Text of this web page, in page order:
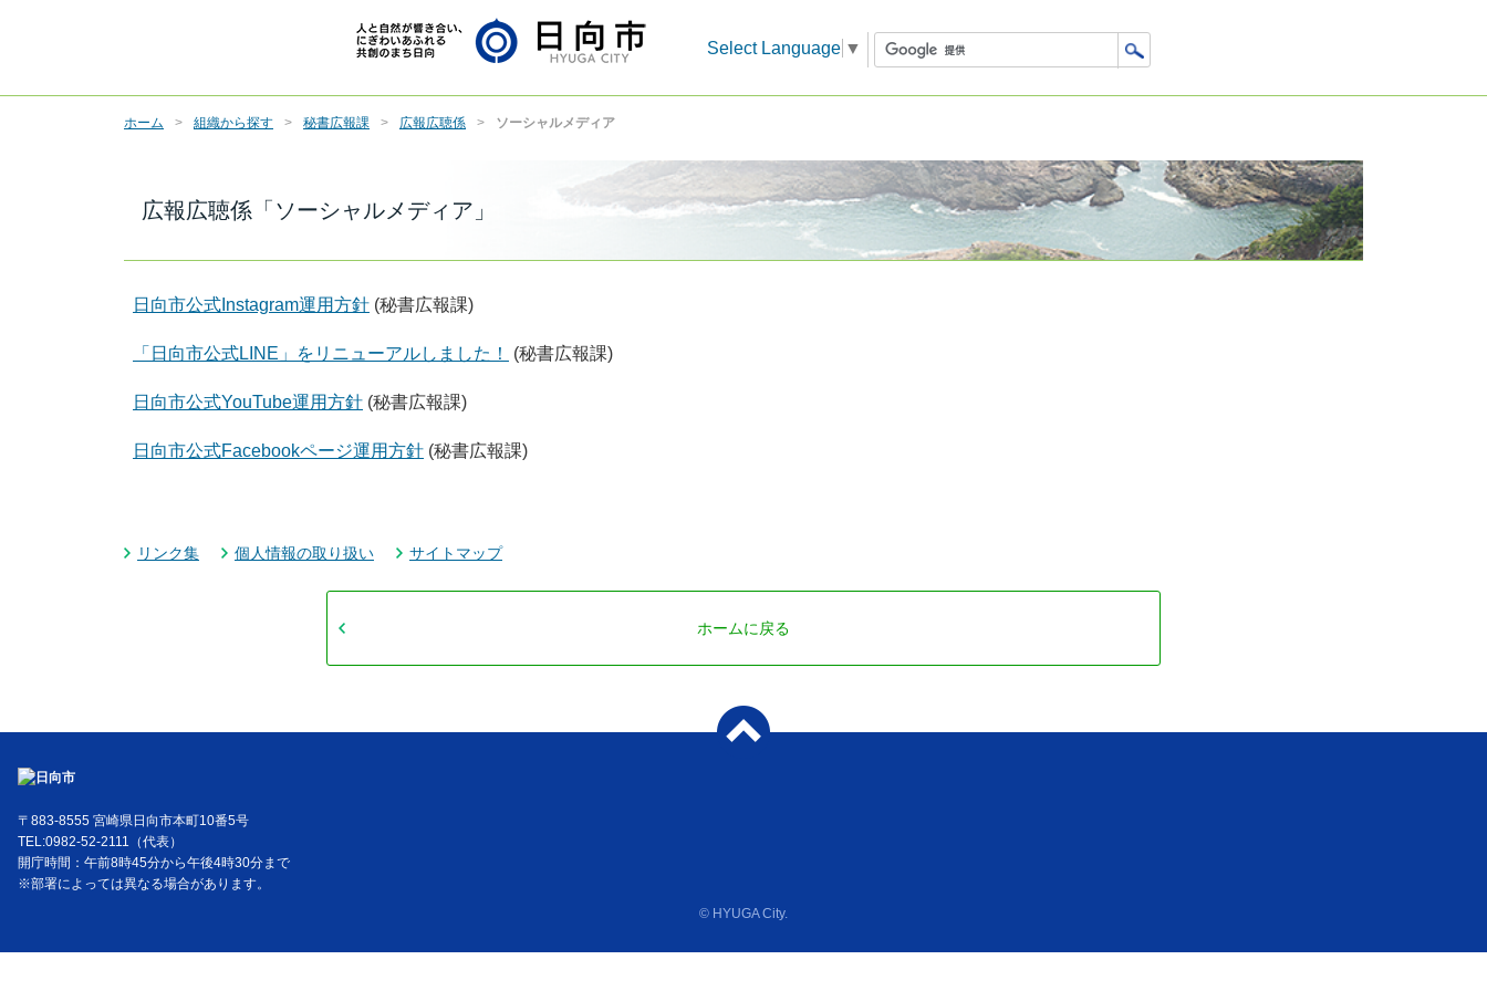
Select Language ▼
ホーム 組織から探す 秘書広報課 広報広聴係 ソーシャルメディア
広報広聴係「ソーシャルメディア」
日向市公式Instagram運用方針 (秘書広報課)
「日向市公式LINE」をリニューアルしました！ (秘書広報課)
日向市公式YouTube運用方針 (秘書広報課)
日向市公式Facebookページ運用方針 (秘書広報課)
リンク集 個人情報の取り扱い サイトマップ
ホームに戻る
〒883-8555 宮崎県日向市本町10番5号
TEL:0982-52-2111（代表）
開庁時間：午前8時45分から午後4時30分まで
※部署によっては異なる場合があります。
© HYUGA City.